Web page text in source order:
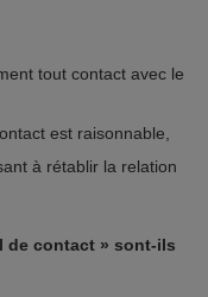
tout contact avec le
est raisonnable,
à rétablir la relation
de contact » sont-ils